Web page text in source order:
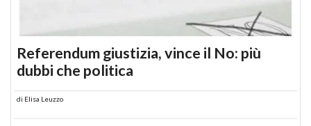
Referendum giustizia, vince il No: più
dubbi che politica
di Elisa Leuzzo